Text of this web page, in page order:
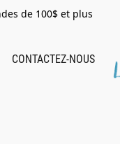
de 100$ et plus
CONTACTEZ-NOUS